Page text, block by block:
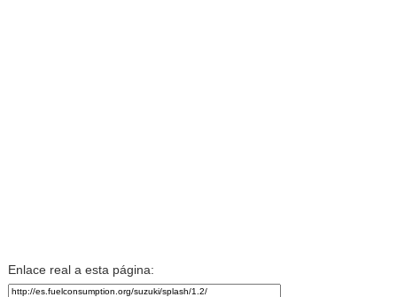
Enlace real a esta página: